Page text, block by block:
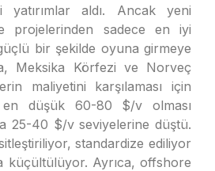
yatırımlar aldı. Ancak yeni
projelerinden sadece en iyi
bir şekilde oyuna girmeye
Meksika Körfezi ve Norveç
maliyetini karşılaması için
en düşük 60-80 $/v olması
25-40 $/v seviyelerine düştü.
standardize ediliyor
küçültülüyor. Ayrıca, offshore